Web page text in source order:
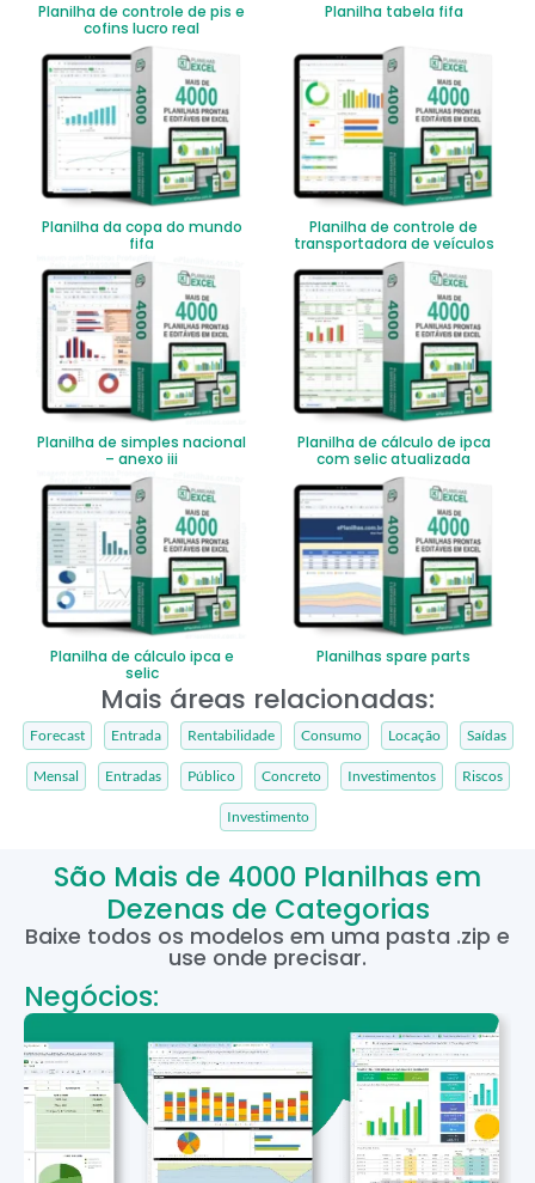
Planilha de controle de pis e
cofins lucro real
Planilha tabela fifa
Planilha da copa do mundo
fifa
Planilha de controle de
transportadora de veículos
Planilha de simples nacional
– anexo iii
Planilha de cálculo de ipca
com selic atualizada
Planilha de cálculo ipca e
selic
Planilhas spare parts
Mais áreas relacionadas:
Forecast Entrada Rentabilidade Consumo Locação Saídas
Mensal Entradas Público Concreto Investimentos Riscos
Investimento
São Mais de 4000 Planilhas em
Dezenas de Categorias
Baixe todos os modelos em uma pasta .zip e
use onde precisar.
Negócios: